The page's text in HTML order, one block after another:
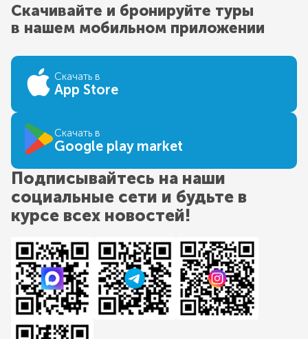
Скачивайте и бронируйте туры
в нашем мобильном приложении
Скачать в
App Store
Скачать в
Google play market
Подписывайтесь на наши
социальные сети и будьте в
курсе всех новостей!